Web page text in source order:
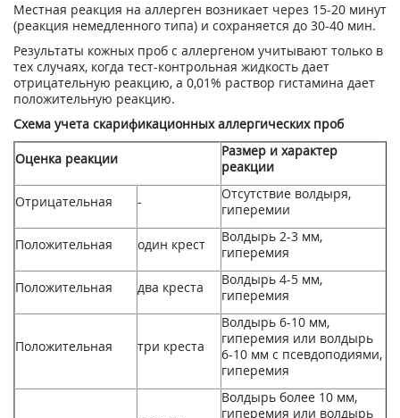
Местная реакция на аллерген возникает через 15-20 минут
(реакция немедленного типа) и coxpaняется до 30-40 мин.
Результаты кожных проб с аллергеном учитывают только в
тех случаях, когда тест-контрольная жидкость дает
отрицательную реакцию, а 0,01% раствор гистамина дает
положительную реакцию.
Схема учета скарификационных аллергических проб
Оценка реакции
Размер и характер
реакции
Отрицательная -
Отсутствие волдыря,
гиперемии
Положительная один крест
Волдырь 2-3 мм,
гиперемия
Положительная два креста
Волдырь 4-5 мм,
гиперемия
Положительная три креста
Волдырь 6-10 мм,
гиперемия или волдырь
6-10 мм с псевдоподиями,
гиперемия
Волдырь более 10 мм,
гиперемия или волдырь